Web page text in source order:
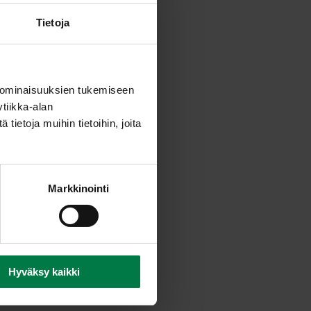
Tietoja
tukemiseen
alan
tietoja muihin tietoihin, joita
Markkinointi
Hyväksy kaikki
n. 15 minuuttia.
Hauduta kypsäksi.
kääretorttu.